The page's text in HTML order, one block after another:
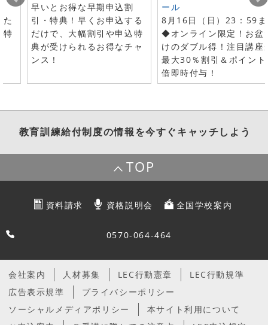
特
早いとお得な早期申込割
引・特典！早くお申込する
だけで、大幅割引や申込特
典が受けられるお得なチャ
ンス！
ール
8月16日（日）23：59
◆オンライン限定！お盆
けのダブル得！注目講座
最大30％割引＆ポイン
倍即時付与！
教育訓練給付制度の情報を今すぐキャッチしよう
TOP
資料請求 資格説明会 全国学校案内
0570-064-464
会社案内 人材募集 LEC行動憲章
LEC行動規準
広告表示規準
プライバシーポリシー
ソーシャルメディアポリシー
本サイト利用について